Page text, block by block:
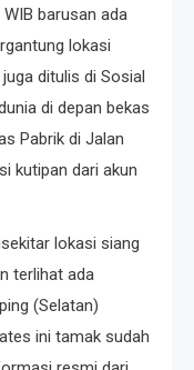
barusan ada
lokasi
ditulis di Sosial
di depan bekas
Pabrik di Jalan
kutipan dari akun
lokasi siang
terlihat ada
(Selatan)
ini tamak sudah